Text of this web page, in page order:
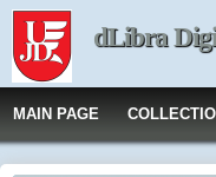
dLibra
MAIN PAGE